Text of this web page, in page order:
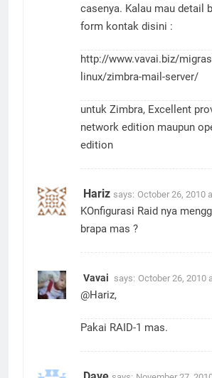
Biaya install+support
casenya. Kalau mau detail
http://www.vavai.biz/
untuk Zimbra, Excellent
network edition maupun
Hariz says: October 26, 2010
KOnfigurasi Raid nya
Vavai says: